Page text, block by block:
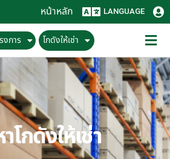
หน้าหลัก LANGUAGE
งการ โกดังให้เช่า
โกดังให้เช่า